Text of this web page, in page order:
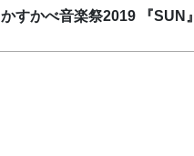
かすかべ音楽祭2019 『SUN』